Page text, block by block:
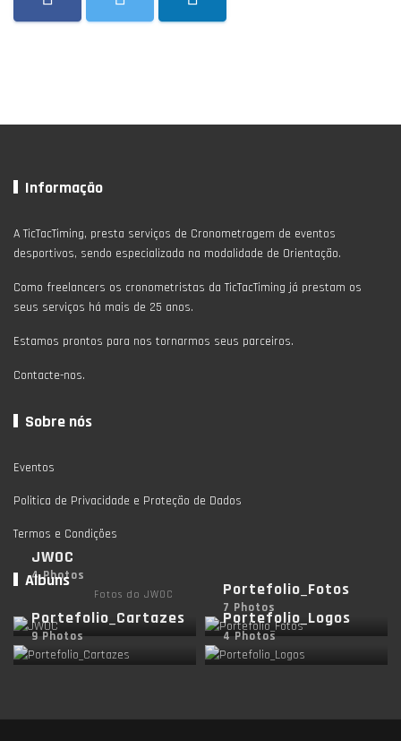
Informação
A TicTacTiming, presta serviços de Cronometragem de eventos
desportivos, sendo especializada na modalidade de Orientação.
Como freelancers os cronometristas da TicTacTiming já prestam os
seus serviços há mais de 25 anos.
Estamos prontos para nos tornarmos seus parceiros.
Contacte-nos.
Sobre nós
Eventos
Politica de Privacidade e Proteção de Dados
Termos e Condições
Albuns
JWOC
4 Photos
Fotos do JWOC Portefolio_Fotos
7 Photos
Portefolio_Cartazes
9 Photos
Portefolio_Logos
4 Photos